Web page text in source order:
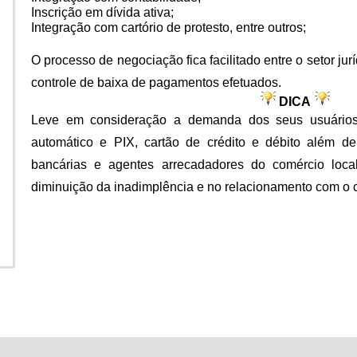
Cadastro de Redes
Inscrição em dívida ativa;
Integração com cartório de protesto, entre outros;
O processo de negociação fica facilitado entre o setor
controle de baixa de pagamentos efetuados.
DICA
Leve em consideração a demanda dos seus
automático e PIX, cartão de crédito e débito além
bancárias e agentes arrecadadores do comércio
diminuição da inadimplência e no relacionamento com o